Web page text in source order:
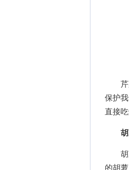
芹菜
保护
直接
胡
胡萝
的胡